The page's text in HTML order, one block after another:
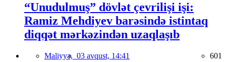
“Unudulmuş” dövlət çevrilişi işi:
Ramiz Mehdiyev barəsində istintaq
diqqət mərkəzindən uzaqlaşıb
Maliyyə, 03 avqust, 14:41 601